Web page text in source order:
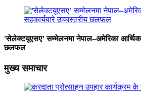
'सेलेक्टयूएसए’ सम्मेलनमा नेपाल–अमेरिका आर्थिक
छलफल
मुख्य समाचार